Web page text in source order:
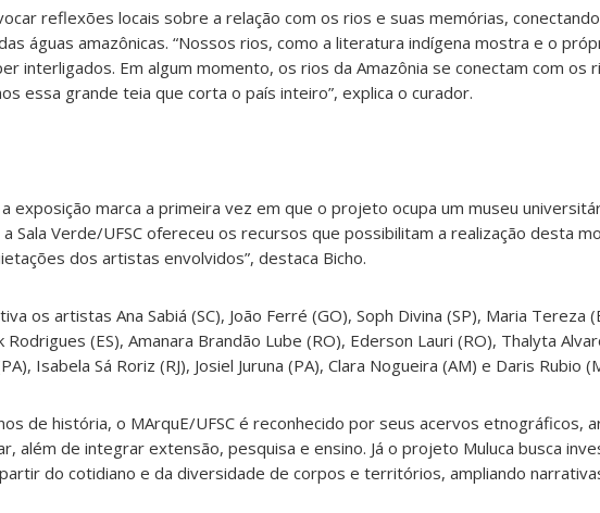
reflexões locais sobre a relação com os rios e suas memórias,
águas amazônicas. “Nossos rios, como a literatura indígena mostra e o
interligados. Em algum momento, os rios da Amazônia se conectam com os
essa grande teia que corta o país inteiro”, explica o curador.
a exposição marca a primeira vez em que o projeto ocupa um museu
Sala Verde/UFSC ofereceu os recursos que possibilitam a realização desta
dos artistas envolvidos”, destaca Bicho.
os artistas Ana Sabiá (SC), João Ferré (GO), Soph Divina (SP), Maria Tereza
Rodrigues (ES), Amanara Brandão Lube (RO), Ederson Lauri (RO), Thalyta
Isabela Sá Roriz (RJ), Josiel Juruna (PA), Clara Nogueira (AM) e Daris Rubio
de história, o MArquE/UFSC é reconhecido por seus acervos etnográficos,
além de integrar extensão, pesquisa e ensino. Já o projeto Muluca busca
do cotidiano e da diversidade de corpos e territórios, ampliando